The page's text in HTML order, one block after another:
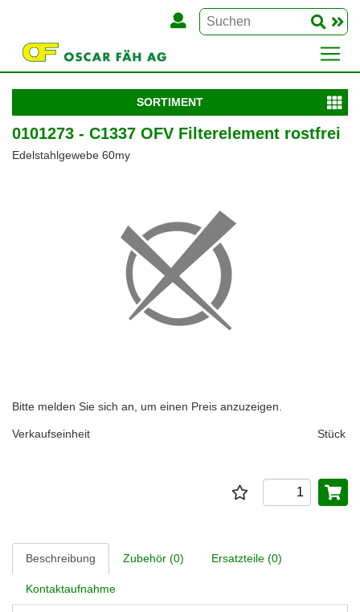
SORTIMENT
0101273 - C1337 OFV Filterelement rostfrei
Edelstahlgewebe 60my
Bitte melden Sie sich an, um einen Preis anzuzeigen.
Verkaufseinheit Stück
Beschreibung Zubehör (0) Ersatzteile (0)
Kontaktaufnahme